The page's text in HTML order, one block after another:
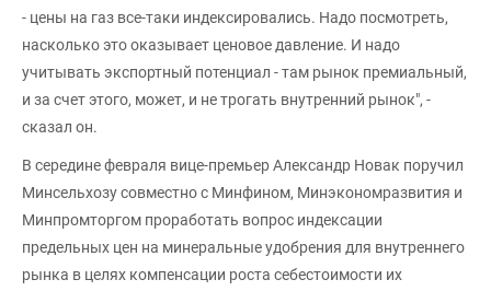
- цены на газ все-таки индексировались. Надо посмотреть,
насколько это оказывает ценовое давление. И надо
учитывать экспортный потенциал - там рынок премиальный,
и за счет этого, может, и не трогать внутренний рынок", -
сказал он.
В середине февраля вице-премьер Александр Новак поручил
Минсельхозу совместно с Минфином, Минэкономразвития и
Минпромторгом проработать вопрос индексации
предельных цен на минеральные удобрения для внутреннего
рынка в целях компенсации роста себестоимости их